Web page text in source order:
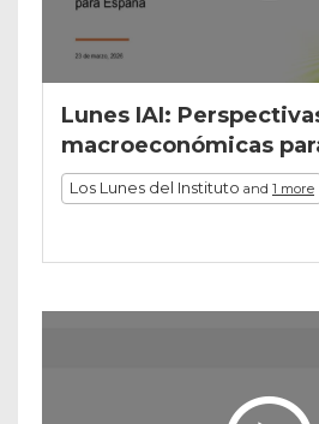
Lunes IAI:
macroeconómicas
Los Lunes del Instituto and 1 more